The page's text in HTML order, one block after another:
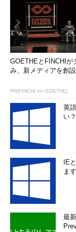
GOETHEとFINCHIが
み、新メディアを創設
PR(FINCHI on GOETHE)
英
い？
IE
ま
最